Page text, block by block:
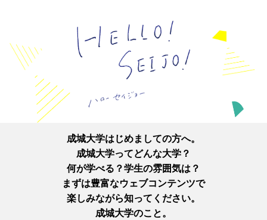
成城大学はじめましての方へ。
成城大学ってどんな大学？
何が学べる？学生の雰囲気は？
まずは豊富なウェブコンテンツで
楽しみながら知ってください。
成城大学のこと。